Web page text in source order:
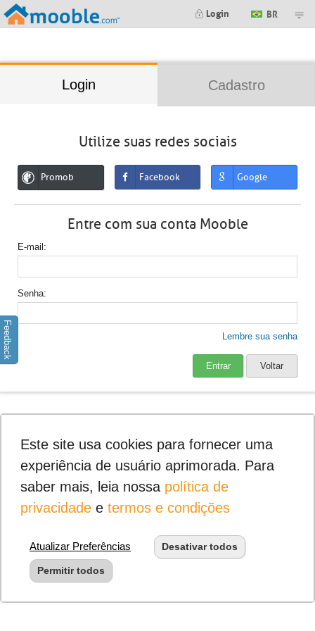
Login BR
Login Cadastro
Utilize suas redes sociais
Promob Facebook Google
Entre com sua conta Mooble
E-mail
Senha
Lembre sua senha
Entrar Voltar
Feedback
Este site usa cookies para fornecer uma
experiência de usuário aprimorada. Para
saber mais, leia nossa política de
privacidadee termos e condições
Atualizar Preferências Desativar todos
Permitir todos